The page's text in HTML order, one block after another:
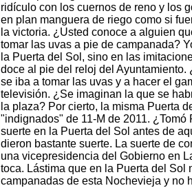
ridículo con los cuernos de reno y los
en plan manguera de riego como si
la victoria. ¿Usted conoce a alguien
tomar las uvas a pie de campanada?
la Puerta del Sol, sino en las
doce al pie del reloj del Ayuntamiento.
se iba a tomar las uvas y a hacer el
televisión. ¿Se imaginan la que se
la plaza? Por cierto, la misma Puerta
"indignados" de 11-M de 2011.
suerte en la Puerta del Sol antes de
dieron bastante suerte. La suerte de
una vicepresidencia del Gobierno en
toca. Lástima que en la Puerta del Sol
campanadas de esta Nochevieja y no